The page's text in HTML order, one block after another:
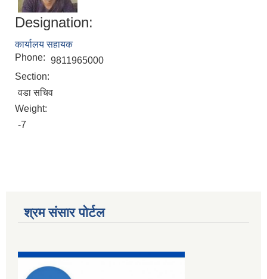
Designation:
कार्यालय सहायक
Phone: 9811965000
Section:
वडा सचिव
Weight:
-7
श्रम संसार पोर्टल